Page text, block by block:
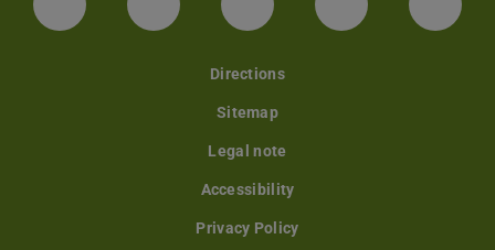
Facebook Instagram TikTok Bluesky
Directions
Sitemap
Legal note
Accessibility
Privacy Policy